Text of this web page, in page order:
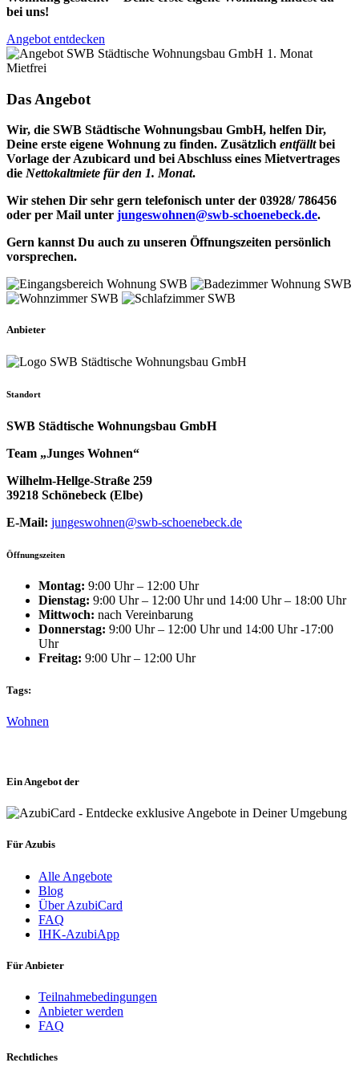
bei uns!
Angebot entdecken
Das Angebot
Wir, die SWB Städtische Wohnungsbau GmbH, helfen Dir,
Deine erste eigene Wohnung zu finden. Zusätzlich entfälltbei
Vorlage der Azubicard und bei Abschluss eines Mietvertrages
die Nettokaltmiete für den 1. Monat.
Wir stehen Dir sehr gern telefonisch unter der 03928/ 786456
oder per Mail unter jungeswohnen@swb-schoenebeck.de.
Gern kannst Du auch zu unseren Öffnungszeiten persönlich
vorsprechen.
Anbieter
Standort
SWB Städtische Wohnungsbau GmbH
Team „Junges Wohnen“
Wilhelm-Hellge-Straße 259
39218 Schönebeck (Elbe)
E-Mail: jungeswohnen@swb-schoenebeck.de
Öffnungszeiten
Montag: 9:00 Uhr – 12:00 Uhr
Dienstag: 9:00 Uhr – 12:00 Uhr und 14:00 Uhr – 18:00 Uhr
Mittwoch: nach Vereinbarung
Donnerstag: 9:00 Uhr – 12:00 Uhr und 14:00 Uhr -17:00
Uhr
Freitag: 9:00 Uhr – 12:00 Uhr
Tags:
Wohnen
Ein Angebot der
Für Azubis
Alle Angebote
Blog
Über AzubiCard
FAQ
IHK-AzubiApp
Für Anbieter
Teilnahmebedingungen
Anbieter werden
FAQ
Rechtliches